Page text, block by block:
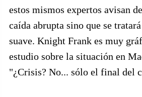
estos mismos expertos avisan
caída abrupta sino que se
suave. Knight Frank es muy
estudio sobre la situación en
"¿Crisis? No... sólo el final del